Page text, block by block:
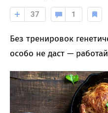
37 1
Без тренировок
особо не даст —